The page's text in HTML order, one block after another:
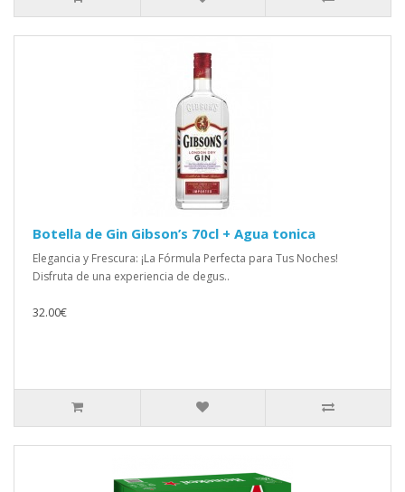
Botella de Gin Gibson’s 70cl + Agua tonica
Elegancia y Frescura: ¡La Fórmula Perfecta para Tus Noches!
Disfruta de una experiencia de degus..
32.00€